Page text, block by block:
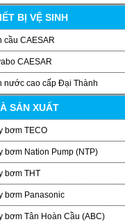
BỊ VỆ SINH
cầu CAESAR
CAESAR
nước cao cấp Đại Thành
SẢN XUẤT
bơm TECO
bơm Nation Pump (NTP)
bơm THT
bơm Panasonic
bơm Tân Hoàn Cầu (ABC)